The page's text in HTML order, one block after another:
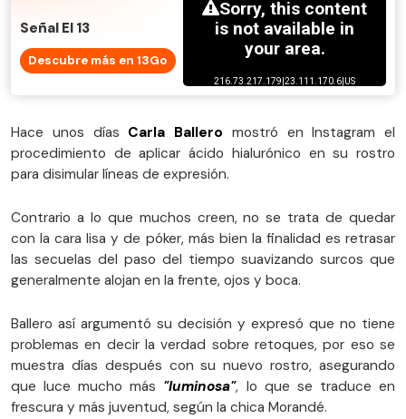
Señal El 13
Descubre más en 13Go
Hace unos días Carla Ballero mostró en Instagram el
procedimiento de aplicar ácido hialurónico en su rostro
para disimular líneas de expresión.
Contrario a lo que muchos creen, no se trata de quedar
con la cara lisa y de póker, más bien la finalidad es retrasar
las secuelas del paso del tiempo suavizando surcos que
generalmente alojan en la frente, ojos y boca.
Ballero así argumentó su decisión y expresó que no tiene
problemas en decir la verdad sobre retoques, por eso se
muestra días después con su nuevo rostro, asegurando
que luce mucho más "luminosa", lo que se traduce en
frescura y más juventud, según la chica Morandé.